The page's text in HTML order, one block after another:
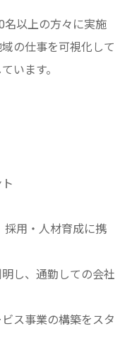
名以上の方々に実施
の仕事を可視化して
います。
採用・人材育成に携
し、通勤しての会社
ス事業の構築をスタ